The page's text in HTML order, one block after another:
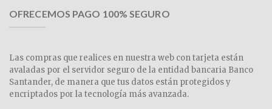
OFRECEMOS PAGO 100% SEGURO
Las compras que realices en nuestra web con tarjeta están
avaladas por el servidor seguro de la entidad bancaria Banco
Santander, de manera que tus datos están protegidos y
encriptados por la tecnología más avanzada.